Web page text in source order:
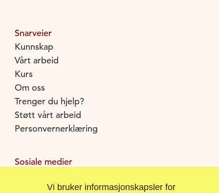
Vi bruker informasjonskapsler for
Snarveier
Kunnskap
Vårt arbeid
Kurs
Om oss
Trenger du hjelp?
Støtt vårt arbeid
Personvernerklæring
Sosiale medier
Instagram